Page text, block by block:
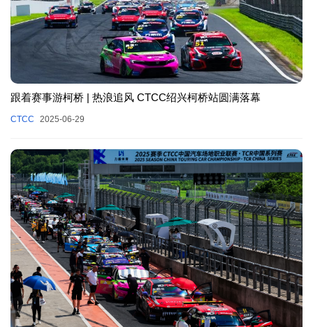
跟着赛事游柯桥 | 热浪追风 CTCC绍兴柯桥站圆满落幕
CTCC 2025-06-29